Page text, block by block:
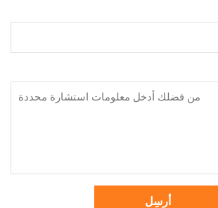
أرسِل